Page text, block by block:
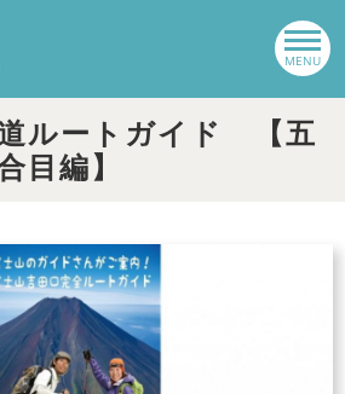
ルートガイド 【五
目編】